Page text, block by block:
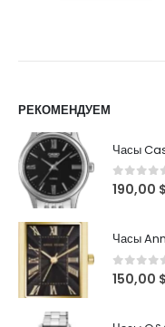
РЕКОМЕНДУЕМ
Часы
0out
190,00 $
Часы
0out
150,00 $